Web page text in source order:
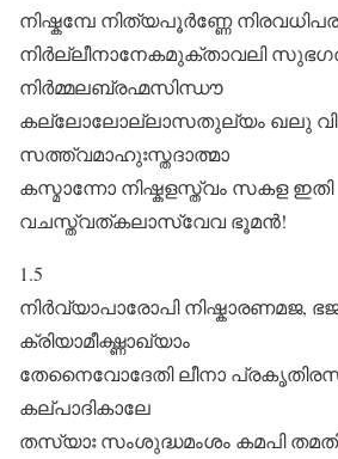
നിഷ്കമ്പേ നിത്യപൂർ‌ണ്ണേ
നിർല്ലീനാനേകമുക്താവലി
നിർ‌മ്മലബ്രഹ്മസിന്ധൗ
കല്ലോലോല്ലാസതുല്യം ഖലു
സത്ത്വമാഹുഃസ്തദാത്മാ
കസ്മാന്നോ നിഷ്കളസ്ത്വം സകള ഇതി
വചസ്ത്വത്കലാസ്വേവ ഭൂമൻ!
1.5
നിർവ്യാപാരോപി നിഷ്കാരണമജ,
ക്രിയാമീക്ഷ്ണാഖ്യാം
തേനൈവോദേതി ലീനാ
കല്പാദികാലേ
തസ്യാഃ സംശുദ്ധമംശം കമപി